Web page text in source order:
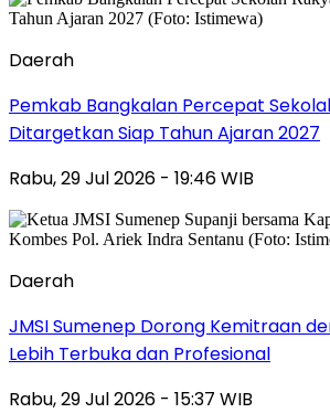
Daerah
Pemkab Bangkalan Percepat
Ditargetkan Siap Tahun Ajaran 2027
Rabu, 29 Jul 2026 - 19:46 WIB
Daerah
JMSI Sumenep Dorong Kemitraan
Lebih Terbuka dan Profesional
Rabu, 29 Jul 2026 - 15:37 WIB